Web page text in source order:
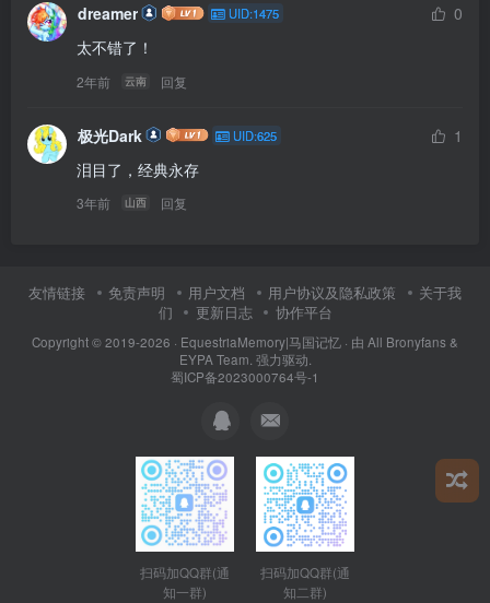
dreamer UID:1475
0
太不错了！
2年前 云南 回复
极光Dark UID:625
1
泪目了，经典永存
3年前 山西 回复
友情链接 免责声明 用户文档 用户协议及隐私政策
关于我
们
更新日志 协作平台
Copyright © 2019-2026 · EquestriaMemory|马国记忆 · 由 All Bronyfans &
EYPA Team. 强力驱动.
蜀ICP备2023000764号-1
扫码加QQ群(通
知一群)
扫码加QQ群(通
知二群)